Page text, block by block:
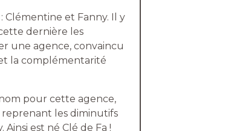
Clémentine et Fanny. Il y
dernière les
une agence, convaincu
la complémentarité
pour cette agence,
les diminutifs
Ainsi est né Clé de Fa !